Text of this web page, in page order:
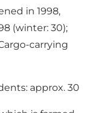
in 1998,
(winter: 30);
carrying
approx. 30